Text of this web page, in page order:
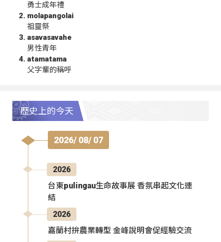
勇士成年禮
molapangolai
祖靈祭
asavasavahe
男性青年
atamatama
父字輩的稱呼
歷史上的今天
2026/ 08/ 07
2026
台東pulingau生命故事展 香氛串起文化連
結
2026
嘉蘭村拚農業轉型 金峰說明會促經驗交流